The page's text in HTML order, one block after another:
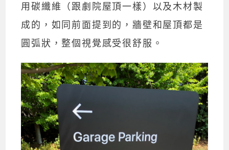
用碳纖維（跟劇院屋頂一樣）以及木材製
成的，如同前面提到的，牆壁和屋頂都是
圓弧狀，整個視覺感受很舒服。